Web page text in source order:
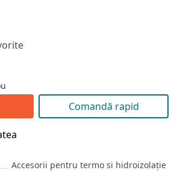
Comandă rapid
Accesorii pentru termo si hidroizolație